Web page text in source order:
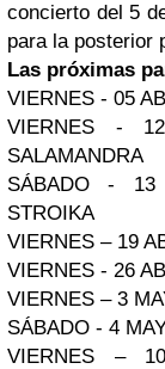
concierto del 5
para la posterior
Las próximas
VIERNES - 05
VIERNES -
SALAMANDRA
SÁBADO -
STROIKA
VIERNES – 19
VIERNES - 26
VIERNES – 3
SÁBADO - 4
VIERNES –